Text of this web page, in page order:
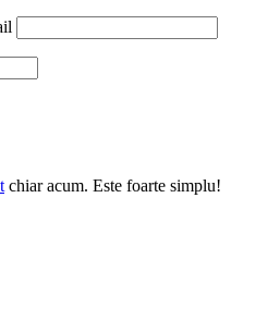
chiar acum. Este foarte simplu!